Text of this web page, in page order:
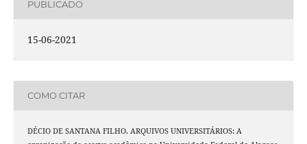
PUBLICADO
15-06-2021
COMO CITAR
DÉCIO DE SANTANA FILHO. ARQUIVOS UNIVERSITÁRIOS: A